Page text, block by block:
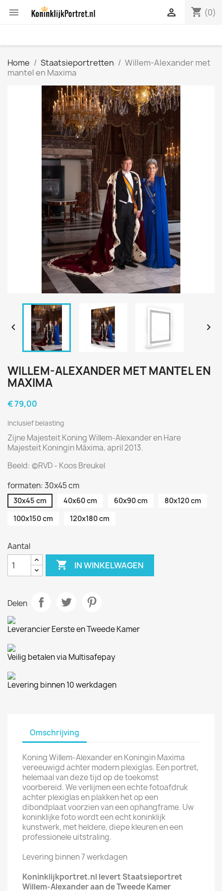
 shopping_cart (0)

Home Staatsieportretten
Willem-Alexander met
mantel en Maxima
 
WILLEM-ALEXANDER MET MANTEL EN
MAXIMA
€ 79,00
Inclusief belasting
Zijne Majesteit Koning Willem-Alexander en Hare
Majesteit Koningin Máxima, april 2013.
Beeld: ©RVD - Koos Breukel
formaten: 30x45 cm
30x45 cm 40x60 cm 60x90 cm
80x120 cm
100x150 cm
120x180 cm
Aantal
 IN WINKELWAGEN
Delen
Leverancier Eerste en Tweede Kamer
Veilig betalen via Multisafepay
Levering binnen 10 werkdagen
Omschrijving
Koning Willem-Alexander en Koningin Maxima
vereeuwigd achter modern plexiglas. Een portret,
helemaal van deze tijd op de toekomst
voorbereid. We verlijmen een echte fotoafdruk
achter plexiglas en plakken het op een
dibondplaat voorzien van een ophangframe. Uw
koninklijke foto wordt een echt koninklijk
kunstwerk, met heldere, diepe kleuren en een
professionele uitstraling.
Levering binnen 7 werkdagen
Koninklijkportret.nl levert Staatsieportret
Willem-Alexander aan de Tweede Kamer